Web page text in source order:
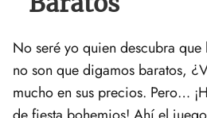
No seré yo quien descubra que
no son que digamos baratos,
mucho en sus precios. Pero…